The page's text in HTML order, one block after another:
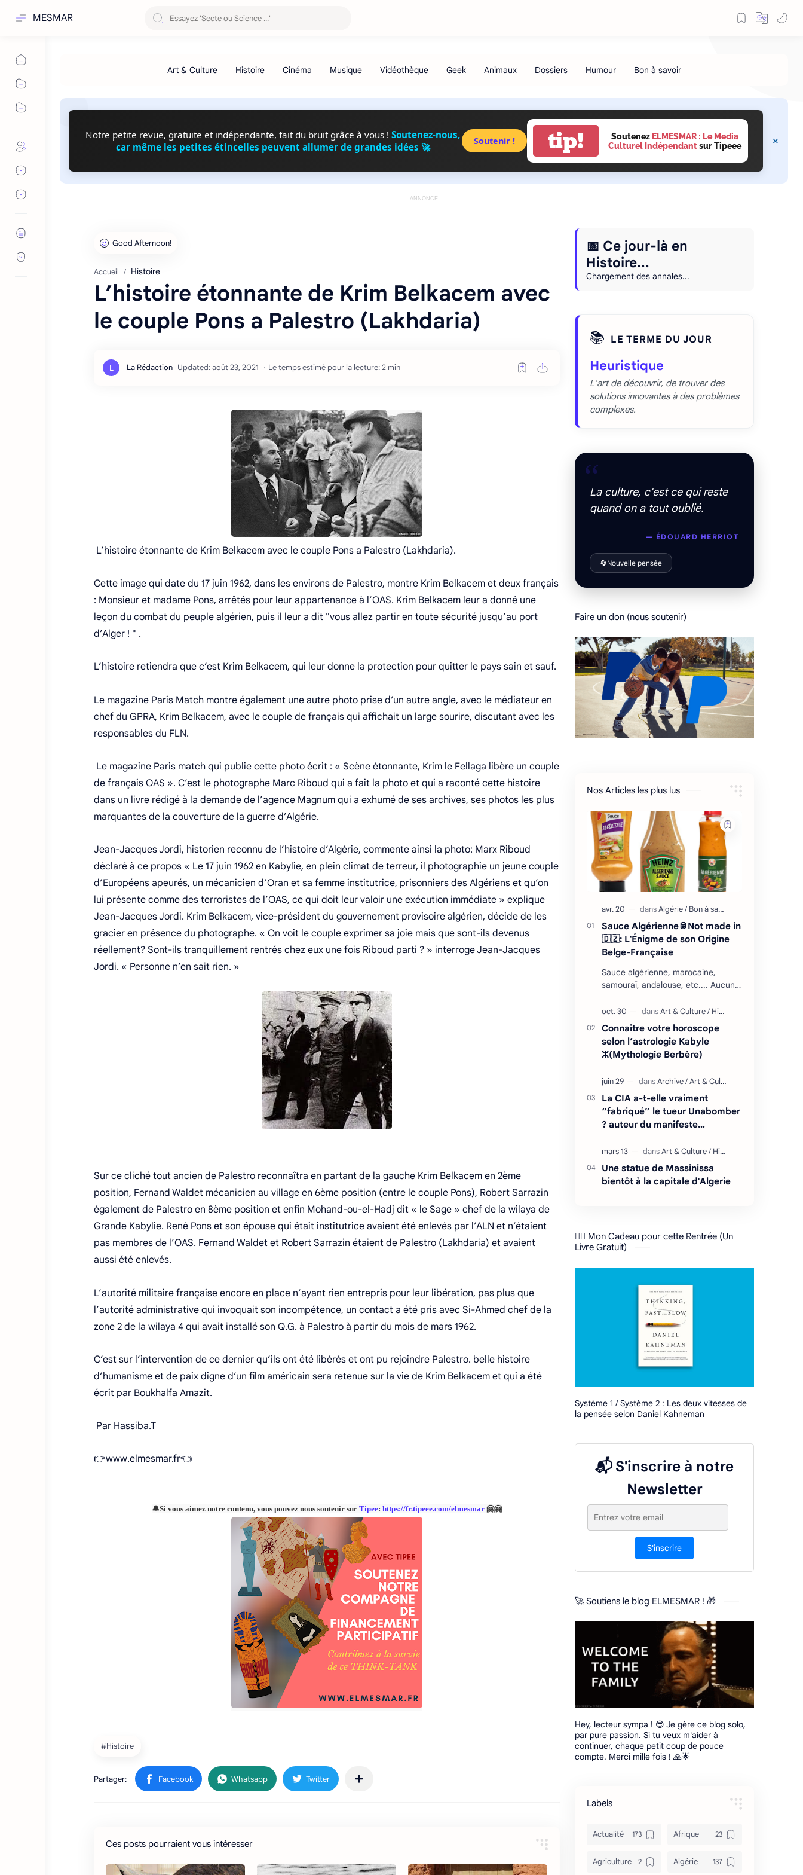
MESMAR
Notre petite revue, gratuite et indépendante, fait du bruit grâce à vous ! Soutenez-nous,
car même les petites étincelles peuvent allumer de grandes idées 🚀
Soutenir ! tip! Soutenez ELMESMAR : Le Media
Culturel Indépendantsur Tipeee
ANNONCE
Accueil Histoire
L’histoire étonnante de Krim Belkacem avec
le couple Pons a Palestro (Lakhdaria)
Le temps estimé pour la lecture: 2 min
L’histoire étonnante de Krim Belkacem avec le couple Pons a Palestro (Lakhdaria).
Cette image qui date du 17 juin 1962, dans les environs de Palestro, montre Krim Belkacem et deux français
: Monsieur et madame Pons, arrêtés pour leur appartenance à l’OAS. Krim Belkacem leur a donné une
leçon du combat du peuple algérien, puis il leur a dit "vous allez partir en toute sécurité jusqu’au port
d’Alger ! " .
L’histoire retiendra que c’est Krim Belkacem, qui leur donne la protection pour quitter le pays sain et sauf.
Le magazine Paris Match montre également une autre photo prise d’un autre angle, avec le médiateur en
chef du GPRA, Krim Belkacem, avec le couple de français qui affichait un large sourire, discutant avec les
responsables du FLN.
Le magazine Paris match qui publie cette photo écrit : « Scène étonnante, Krim le Fellaga libère un couple
de français OAS ». C’est le photographe Marc Riboud qui a fait la photo et qui a raconté cette histoire
dans un livre rédigé à la demande de l’agence Magnum qui a exhumé de ses archives, ses photos les plus
marquantes de la couverture de la guerre d’Algérie.
Jean-Jacques Jordi, historien reconnu de l’histoire d’Algérie, commente ainsi la photo: Marx Riboud
déclaré à ce propos « Le 17 juin 1962 en Kabylie, en plein climat de terreur, il photographie un jeune couple
d’Européens apeurés, un mécanicien d’Oran et sa femme institutrice, prisonniers des Algériens et qu’on
lui présente comme des terroristes de l’OAS, ce qui doit leur valoir une exécution immédiate » explique
Jean-Jacques Jordi. Krim Belkacem, vice-président du gouvernement provisoire algérien, décide de les
gracier en présence du photographe. « On voit le couple exprimer sa joie mais que sont-ils devenus
réellement? Sont-ils tranquillement rentrés chez eux une fois Riboud parti ? » interroge Jean-Jacques
Jordi. « Personne n’en sait rien. »
Sur ce cliché tout ancien de Palestro reconnaîtra en partant de la gauche Krim Belkacem en 2ème
position, Fernand Waldet mécanicien au village en 6ème position (entre le couple Pons), Robert Sarrazin
également de Palestro en 8ème position et enfin Mohand-ou-el-Hadj dit « le Sage » chef de la wilaya de
Grande Kabylie. René Pons et son épouse qui était institutrice avaient été enlevés par l’ALN et n’étaient
pas membres de l’OAS. Fernand Waldet et Robert Sarrazin étaient de Palestro (Lakhdaria) et avaient
aussi été enlevés.
L’autorité militaire française encore en place n’ayant rien entrepris pour leur libération, pas plus que
l’autorité administrative qui invoquait son incompétence, un contact a été pris avec Si-Ahmed chef de la
zone 2 de la wilaya 4 qui avait installé son Q.G. à Palestro à partir du mois de mars 1962.
C’est sur l’intervention de ce dernier qu’ils ont été libérés et ont pu rejoindre Palestro. belle histoire
d’humanisme et de paix digne d’un film américain sera retenue sur la vie de Krim Belkacem et qui a été
écrit par Boukhalfa Amazit.
Par Hassiba.T
👉www.elmesmar.fr👈
🔔Si vous aimez notre contenu, vous pouvez nous soutenir sur Tipee: https://fr.tipeee.com/elmesmar 🤗🤗
Ces posts pourraient vous intéresser
📅 Ce jour-là en
Histoire...
Chargement des annales...
📚 LE TERME DU JOUR
Heuristique
L'art de découvrir, de trouver des
solutions innovantes à des problèmes
complexes.
“
La culture, c'est ce qui reste
quand on a tout oublié.
— ÉDOUARD HERRIOT
🔄Nouvelle pensée
Faire un don (nous soutenir)
Nos Articles les plus lus
Sauce Algérienne🥫Not made in
🇩🇿: L'Énigme de son Origine
Belge-Française
Sauce algérienne, marocaine,
samouraï, andalouse, etc.... Aucune
réelles racines en Afrique du Nord,
mais il falla…
Connaitre votre horoscope
selon l’astrologie Kabyle
ⵣ(Mythologie Berbère)
La CIA a-t-elle vraiment
“fabriqué” le tueur Unabomber
? auteur du manifeste
technologique"
Une statue de Massinissa
bientôt à la capitale d'Algerie
❤️‍🔥 Mon Cadeau pour cette Rentrée (Un
Livre Gratuit)
Système 1 / Système 2 : Les deux vitesses de
la pensée selon Daniel Kahneman
📬 S'inscrire à notre
Newsletter
S'inscrire
🚀 Soutiens le blog ELMESMAR ! 🎁
Hey, lecteur sympa ! 😎 Je gère ce blog solo,
par pure passion. Si tu veux m'aider à
continuer, chaque petit coup de pouce
compte. Merci mille fois ! 🙏🌟
Labels
Actualité Afrique
Agriculture Algérie